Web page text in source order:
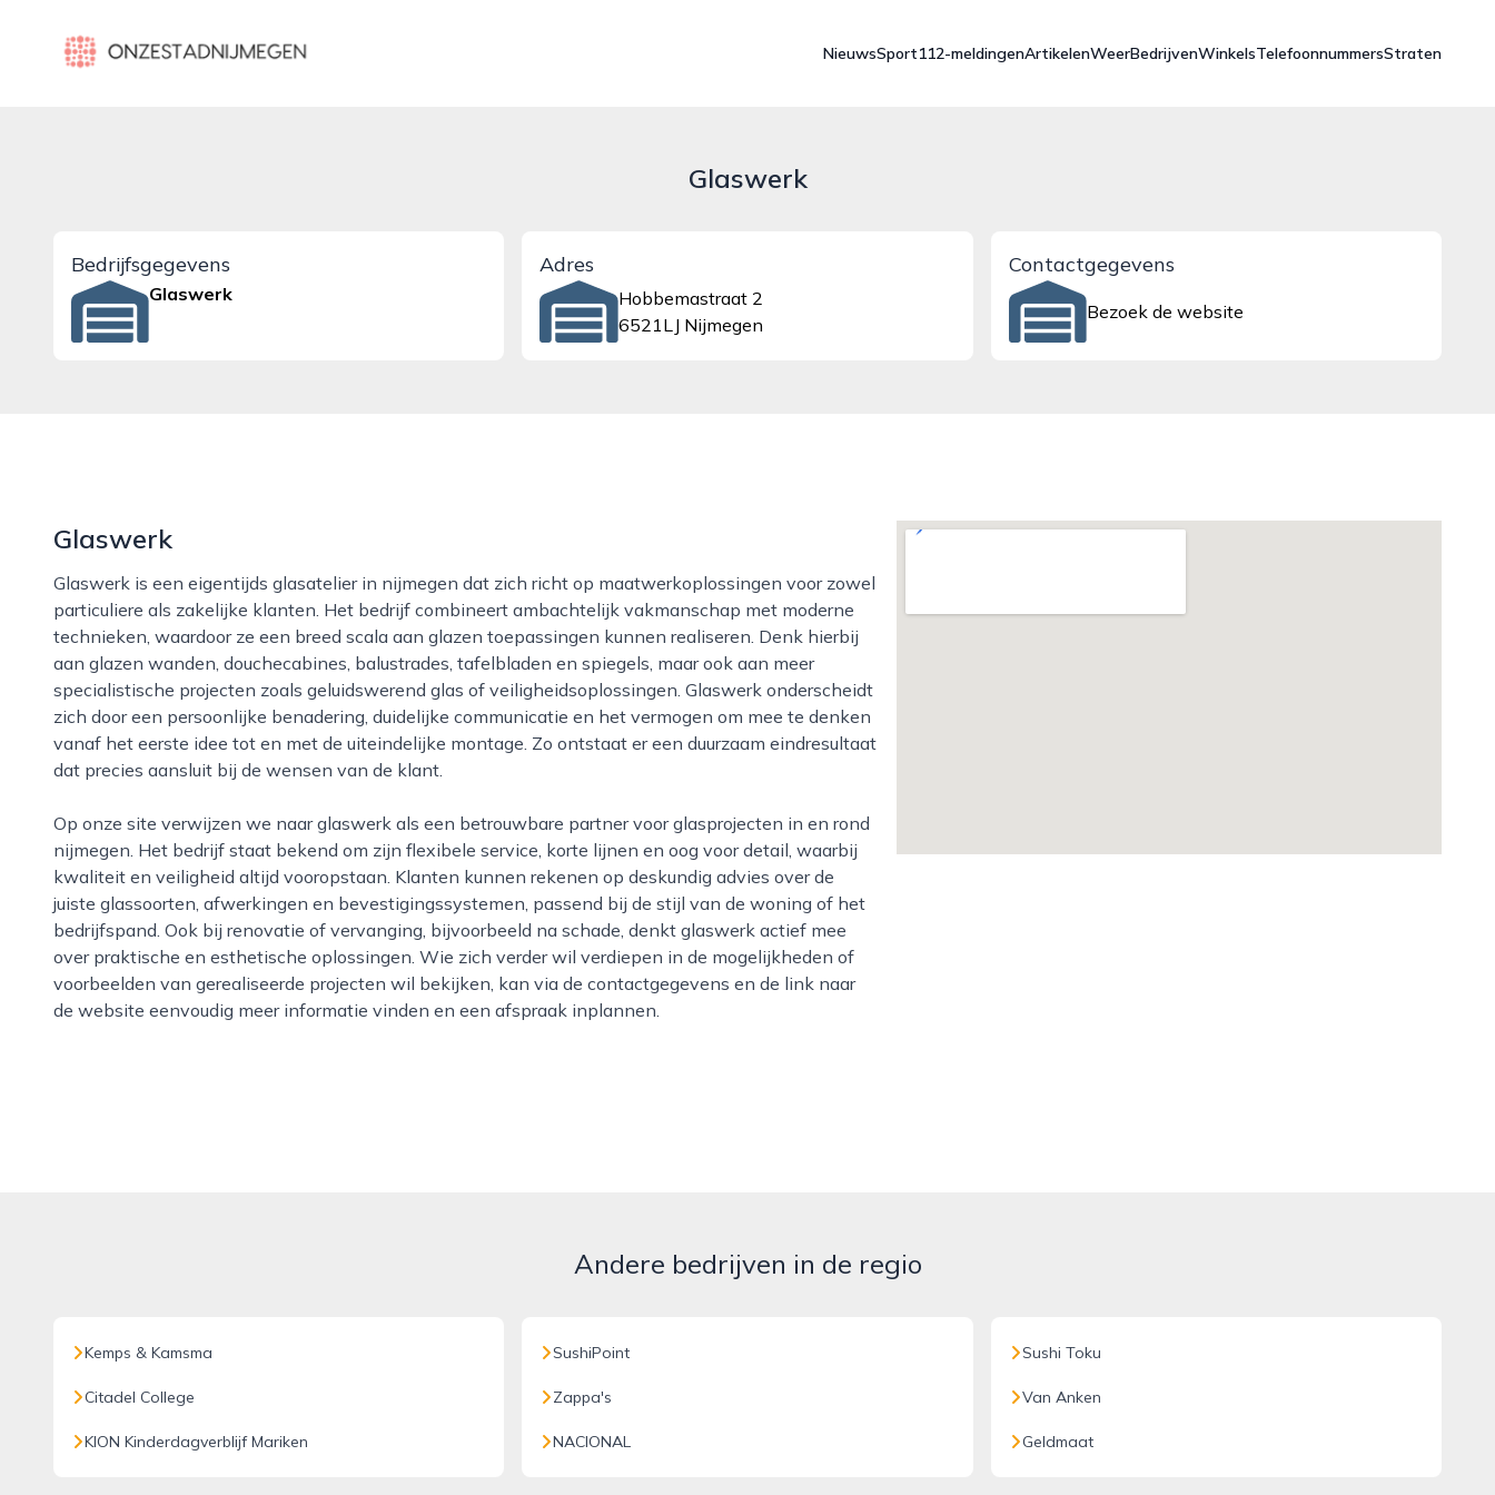
onzestadnijmegen.nl
NieuwsSport112-meldingenArtikelenWeerBedrijvenWinkelsTelefoonnummersStraten
Glaswerk
Bedrijfsgegevens
Glaswerk
Adres
Hobbemastraat 2
6521LJ Nijmegen
Contactgegevens
Bezoek de website
Glaswerk
Glaswerk is een eigentijds glasatelier in nijmegen dat zich richt op maatwerkoplossingen voor zowel
particuliere als zakelijke klanten. Het bedrijf combineert ambachtelijk vakmanschap met moderne
technieken, waardoor ze een breed scala aan glazen toepassingen kunnen realiseren. Denk hierbij
aan glazen wanden, douchecabines, balustrades, tafelbladen en spiegels, maar ook aan meer
specialistische projecten zoals geluidswerend glas of veiligheidsoplossingen. Glaswerk onderscheidt
zich door een persoonlijke benadering, duidelijke communicatie en het vermogen om mee te denken
vanaf het eerste idee tot en met de uiteindelijke montage. Zo ontstaat er een duurzaam eindresultaat
dat precies aansluit bij de wensen van de klant.
Op onze site verwijzen we naar glaswerk als een betrouwbare partner voor glasprojecten in en rond
nijmegen. Het bedrijf staat bekend om zijn flexibele service, korte lijnen en oog voor detail, waarbij
kwaliteit en veiligheid altijd vooropstaan. Klanten kunnen rekenen op deskundig advies over de
juiste glassoorten, afwerkingen en bevestigingssystemen, passend bij de stijl van de woning of het
bedrijfspand. Ook bij renovatie of vervanging, bijvoorbeeld na schade, denkt glaswerk actief mee
over praktische en esthetische oplossingen. Wie zich verder wil verdiepen in de mogelijkheden of
voorbeelden van gerealiseerde projecten wil bekijken, kan via de contactgegevens en de link naar
de website eenvoudig meer informatie vinden en een afspraak inplannen.
Andere bedrijven in de regio
Kemps & Kamsma
Citadel College
KION Kinderdagverblijf Mariken
SushiPoint
Zappa's
NACIONAL
Sushi Toku
Van Anken
Geldmaat